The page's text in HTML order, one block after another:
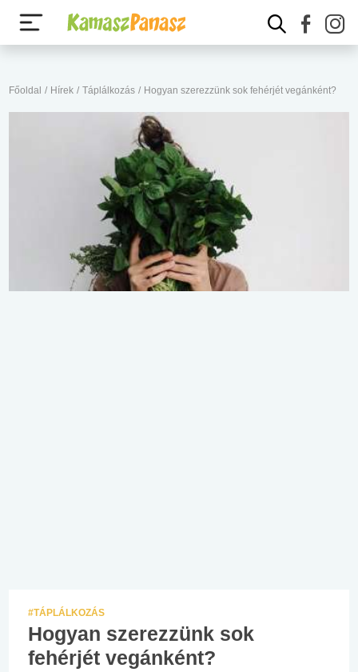
Főoldal / Hírek / Táplálkozás / Hogyan szerezzünk sok fehérjét vegánként?
#TÁPLÁLKOZÁS
Hogyan szerezzünk sok
fehérjét vegánként?